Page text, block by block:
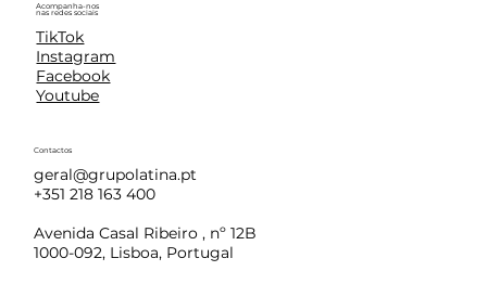
Acompanha-nos
nas redes sociais
TikTok
Instagram
Facebook
Youtube
Contactos
geral@grupolatina.pt
+351 218 163 400
Avenida Casal Ribeiro , nº 12B
1000-092, Lisboa, Portugal